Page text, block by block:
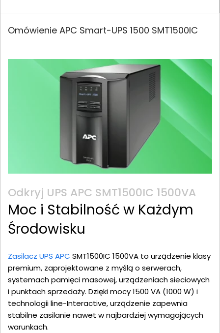
Omówienie APC Smart-UPS 1500 SMT1500IC
Odkryj UPS APC SMT1500IC 1500VA
Moc i Stabilność w Każdym
Środowisku
Zasilacz UPS APC SMT1500IC 1500VA to urządzenie klasy
premium, zaprojektowane z myślą o serwerach,
systemach pamięci masowej, urządzeniach sieciowych
i punktach sprzedaży. Dzięki mocy 1500 VA (1000 W) i
technologii line-Interactive, urządzenie zapewnia
stabilne zasilanie nawet w najbardziej wymagających
warunkach.